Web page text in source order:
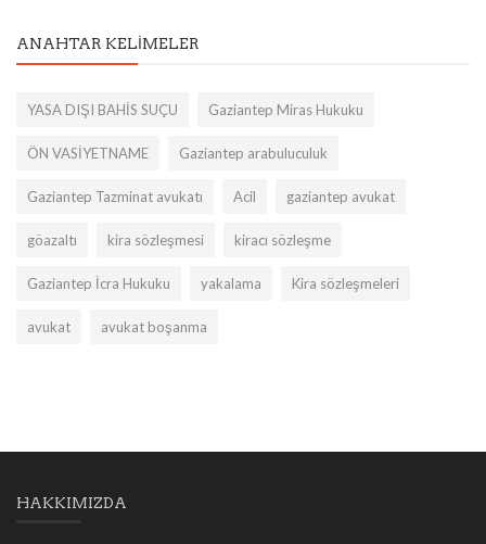
ANAHTAR KELIMELER
YASA DIŞI BAHİS SUÇU Gaziantep Miras Hukuku
ÖN VASİYETNAME Gaziantep arabuluculuk
Gaziantep Tazminat avukatı Acil gaziantep avukat
göazaltı kira sözleşmesi kiracı sözleşme
Gaziantep İcra Hukuku yakalama Kira sözleşmeleri
avukat avukat boşanma
HAKKIMIZDA